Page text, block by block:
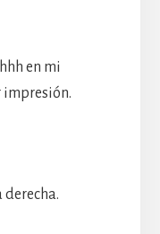
en mi
impresión.
derecha.